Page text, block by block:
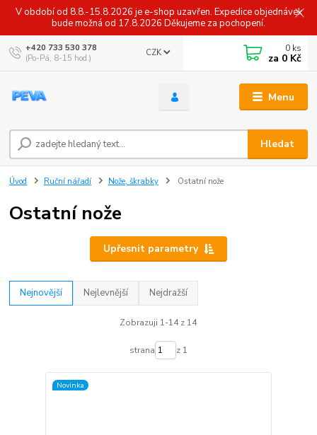
V období od 8.8.-15.8.2026 je e-shop uzavřen. Expedice objednávek
bude možná od 17.8.2026 Děkujeme za pochopení.
Menu
CZK
Hledat
+420 733 530 378
(Po-Pá, 8-15 hod.)
0 ks
za 0 Kč
Úvod Ruční nářadí Nože, škrabky Ostatní nože
Ostatní nože
Upřesnit parametry
Nejnovější Nejlevnější Nejdražší
Zobrazuji 1-14 z 14
strana z 1
Novinka